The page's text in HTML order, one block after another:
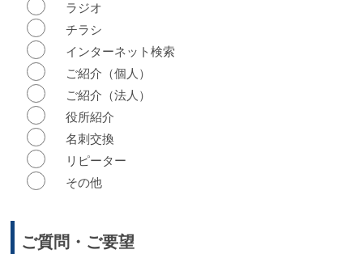
ラジオ
チラシ
インターネット検索
ご紹介（個人）
ご紹介（法人）
役所紹介
名刺交換
リピーター
その他
ご質問・ご要望